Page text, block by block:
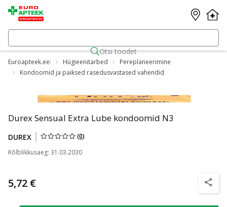
Otsi toodet
Euroapteek.ee: Hügieenitarbed
Pereplaneerimine
Kondoomid ja paiksed rasedusvastased vahendid
Durex Sensual Extra Lube kondoomid N3
DUREX (0)
Kõlblikkusaeg: 31.03.2030
5,72 € nõuanne